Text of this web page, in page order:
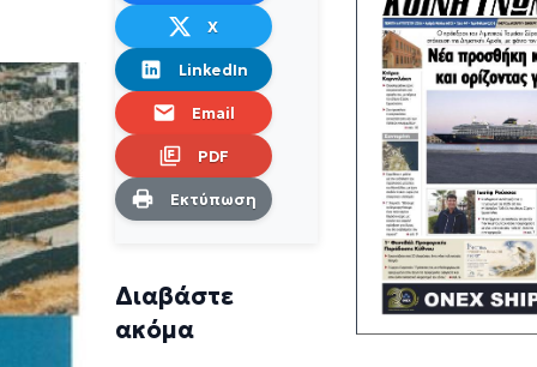
X
LinkedIn
Email
PDF
Εκτύπωση
Διαβάστε
ακόμα